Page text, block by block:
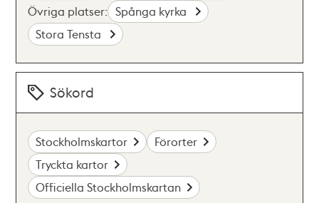
Övriga platser: Spånga kyrka
Stora Tensta
Sökord
Stockholmskartor
Förorter
Tryckta kartor
Officiella Stockholmskartan